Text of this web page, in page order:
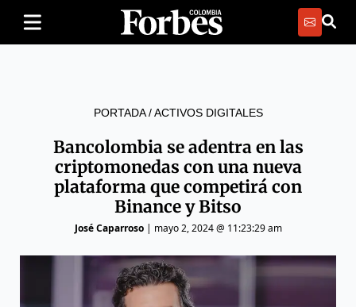
PORTADA/ACTIVOS DIGITALES
Bancolombia se adentra en las
criptomonedas con una nueva
plataforma que competirá con
Binance y Bitso
José Caparroso| mayo 2, 2024 @ 11:23:29 am